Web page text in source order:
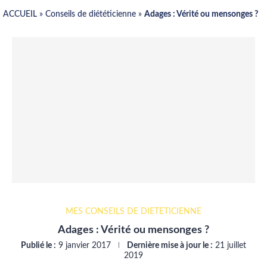
ACCUEIL » Conseils de diététicienne » Adages : Vérité ou mensonges ?
MES CONSEILS DE DIÉTÉTICIENNE
Adages : Vérité ou mensonges ?
Publié le : 9 janvier 2017 Dernière mise à jour le : 21 juillet
2019